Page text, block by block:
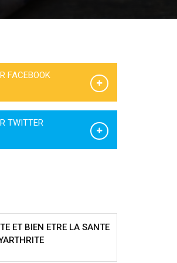
FACEBOOK
TWITTER
ET BIEN ETRE LA SANTE